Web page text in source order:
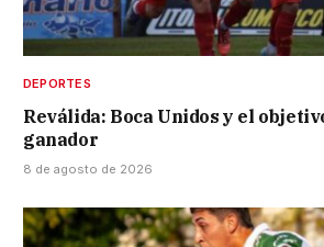
DEPORTES
Reválida: Boca Unidos y el
ganador
8 de agosto de 2026